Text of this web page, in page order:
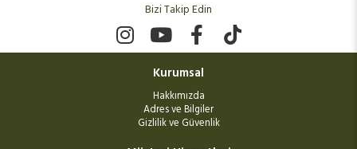
Bizi Takip Edin
Kurumsal
Hakkımızda
Adres ve Bilgiler
Gizlilik ve Güvenlik